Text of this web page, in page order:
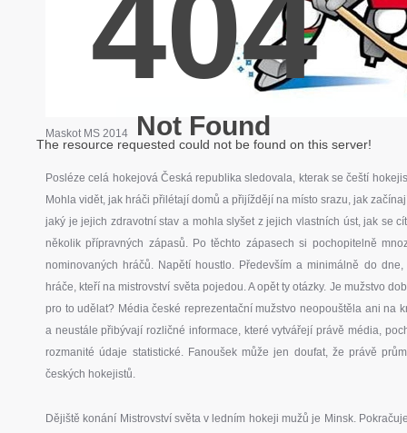
Maskot MS 2014
Posléze celá hokejová Česká republika sledovala, kterak se čeští
Mohla vidět, jak hráči přilétají domů a přijíždějí na místo srazu, jak
jaký je jejich zdravotní stav a mohla slyšet z jejich vlastních úst, jak se
několik přípravných zápasů. Po těchto zápasech si pochopitelně
nominovaných hráčů. Napětí houstlo. Především a minimálně do
hráče, kteří na mistrovství světa pojedou. A opět ty otázky. Je mužstvo
pro to udělat? Média české reprezentační mužstvo neopouštěla ani na
a neustále přibývají rozličné informace, které vytvářejí právě média,
rozmanité údaje statistické. Fanoušek může jen doufat, že právě
českých hokejistů.
Dějiště konání Mistrovství světa v ledním hokeji mužů je Minsk.
404
Not Found
The resource requested could not be found on this server!